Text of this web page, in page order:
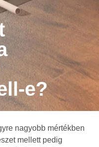
e?
nagyobb mértékben
mellett pedig